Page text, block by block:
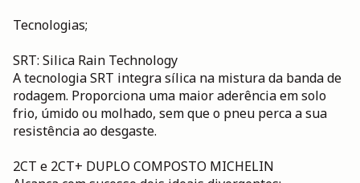
Tecnologias;
SRT: Silica Rain Technology
A tecnologia SRT integra sílica na mistura da banda de
rodagem. Proporciona uma maior aderência em solo
frio, úmido ou molhado, sem que o pneu perca a sua
resistência ao desgaste.
2CT e 2CT+ DUPLO COMPOSTO MICHELIN